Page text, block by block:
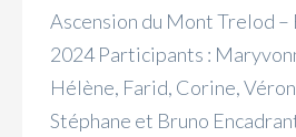
Ascension du Mont Trelod –
2024 Participants :
Hélène, Farid, Corine,
Stéphane et Bruno